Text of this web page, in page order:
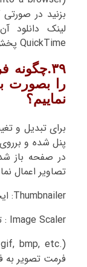
بزنید در
لینک دانلود
QuickTime پخش می شود
را بصورت
نماییم؟
برای تبدیل و
در صفحه باز
تصاویر اعمال
Thumbnailer: ایجاد تصاویر بند انگشتی
Image Scaler : تغییر سایز تصاویر
فرمت تصویر به